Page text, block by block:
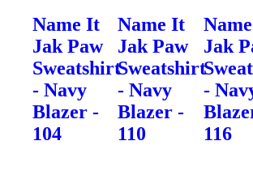
Name It
Jak Paw
Sweatshirt
- Navy
Blazer -
104
Name It
Jak Paw
Sweatshirt
- Navy
Blazer -
110
Jak
-
116